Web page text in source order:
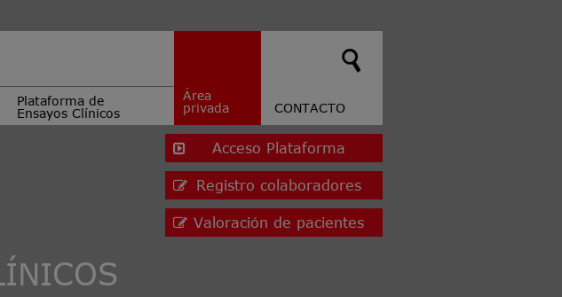
Plataforma de
Ensayos Clínicos
Área
privada
CONTACTO
Acceso Plataforma
Registro colaboradores
Valoración de pacientes